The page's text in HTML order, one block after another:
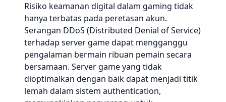
Risiko keamanan digital dalam gaming tidak
hanya terbatas pada peretasan akun.
Serangan DDoS (Distributed Denial of Service)
terhadap server game dapat mengganggu
pengalaman bermain ribuan pemain secara
bersamaan. Server game yang tidak
dioptimalkan dengan baik dapat menjadi titik
lemah dalam sistem authentication,